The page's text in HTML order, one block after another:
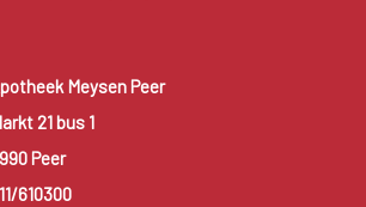
Meysen Peer
21 bus 1
Peer
610300